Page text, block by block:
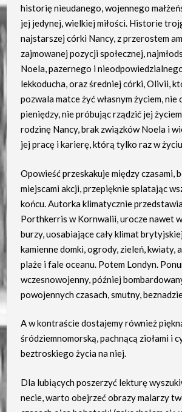
historię nieudanego, wojennego
jej jedynej, wielkiej miłości. Historie
najstarszej córki Nancy, z przerostem
zajmowanej pozycji społecznej,
Noela, pazernego i
lekkoducha, oraz średniej córki, Olivii,
pozwala matce żyć własnym życiem, nie
pieniędzy, nie próbując rządzić jej
rodzinę Nancy, brak związków Noela i
jej pracę i karierę, którą tylko raz w życiu
Opowieść przeskakuje między czasami,
miejscami akcji, przepięknie splatając
końcu. Autorka klimatycznie
Porthkerris w Kornwalii, urocze nawet
burzy, uosabiające cały klimat
kamienne domki, ogrody, zieleń, kwiaty,
plaże i fale oceanu. Potem Londyn.
wczesnowojenny, później
powojennych czasach, smutny,
A w kontraście dostajemy również
śródziemnomorską, pachnącą ziołami i
beztroskiego życia na niej.
Dla lubiących poszerzyć lekturę
necie, warto obejrzeć obrazy malarzy